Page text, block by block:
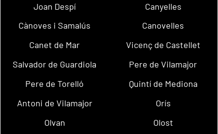
Joan Despí
Canyelles
Cànoves i Samalús
Canovelles
Canet de Mar
Vicenç de Castellet
Salvador de Guardiola
Pere de Vilamajor
Pere de Torelló
Quintí de Mediona
Antoni de Vilamajor
Orís
Olvan
Olost